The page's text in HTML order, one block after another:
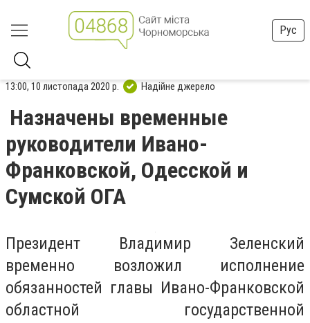
Рус
13:00, 10 листопада 2020 р. Надійне джерело
Назначены временные
руководители Ивано-
Франковской, Одесской и
Сумской ОГА
Президент Владимир Зеленский
временно возложил исполнение
обязанностей главы Ивано-Франковской
областной государственной